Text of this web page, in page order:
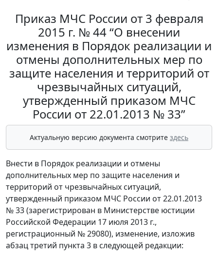
Приказ МЧС России от 3 февраля
2015 г. № 44 “О внесении
изменения в Порядок реализации и
отмены дополнительных мер по
защите населения и территорий от
чрезвычайных ситуаций,
утвержденный приказом МЧС
России от 22.01.2013 № 33”
Актуальную версию документа смотрите здесь
Внести в Порядок реализации и отмены
дополнительных мер по защите населения и
территорий от чрезвычайных ситуаций,
утвержденный приказом МЧС России от 22.01.2013
№ 33 (зарегистрирован в Министерстве юстиции
Российской Федерации 17 июля 2013 г.,
регистрационный № 29080), изменение, изложив
абзац третий пункта 3 в следующей редакции: